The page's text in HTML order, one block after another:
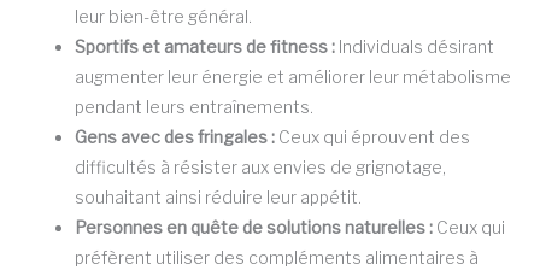
leur bien-être général.
Sportifs et amateurs de fitness : Individuals désirant
augmenter leur énergie et améliorer leur métabolisme
pendant leurs entraînements.
Gens avec des fringales : Ceux qui éprouvent des
difficultés à résister aux envies de grignotage,
souhaitant ainsi réduire leur appétit.
Personnes en quête de solutions naturelles : Ceux qui
préfèrent utiliser des compléments alimentaires à